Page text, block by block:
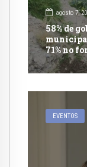
agosto 7,
58% de
71% no
EVENTOS